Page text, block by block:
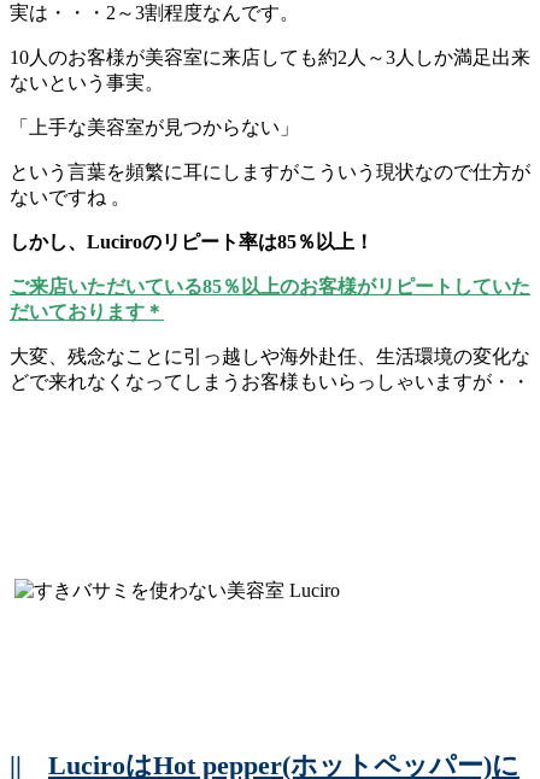
実は・・・2～3割程度なんです。
10人のお客様が美容室に来店しても約2人～3人しか満足出来
ないという事実。
「上手な美容室が見つからない」
という言葉を頻繁に耳にしますがこういう現状なので仕方が
ないですね 。
しかし、Luciroのリピート率は85％以上！
ご来店いただいている85％以上のお客様がリピートしていた
だいております＊
大変、残念なことに引っ越しや海外赴任、生活環境の変化な
どで来れなくなってしまうお客様もいらっしゃいますが・・
|| LuciroはHot pepper(ホットペッパー)に